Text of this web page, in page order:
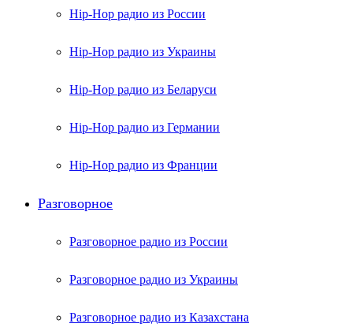
Hip-Hop радио из России
Hip-Hop радио из Украины
Hip-Hop радио из Беларуси
Hip-Hop радио из Германии
Hip-Hop радио из Франции
Разговорное
Разговорное радио из России
Разговорное радио из Украины
Разговорное радио из Казахстана